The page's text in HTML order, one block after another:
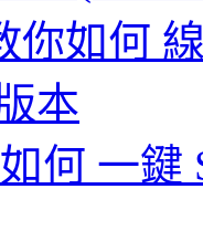
你如何
本
何 一鍵